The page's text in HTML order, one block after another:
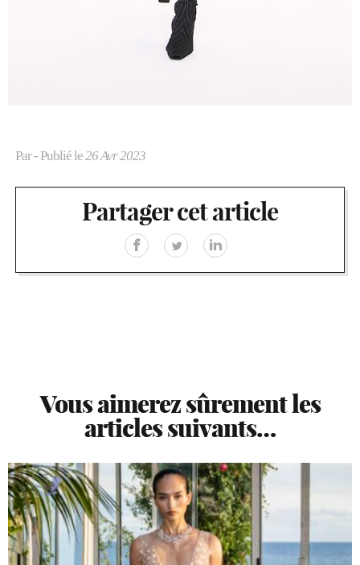
Par- Publié le26 Avr 2023
Partager cet article
Vous aimerez sûrement les
articles suivants…